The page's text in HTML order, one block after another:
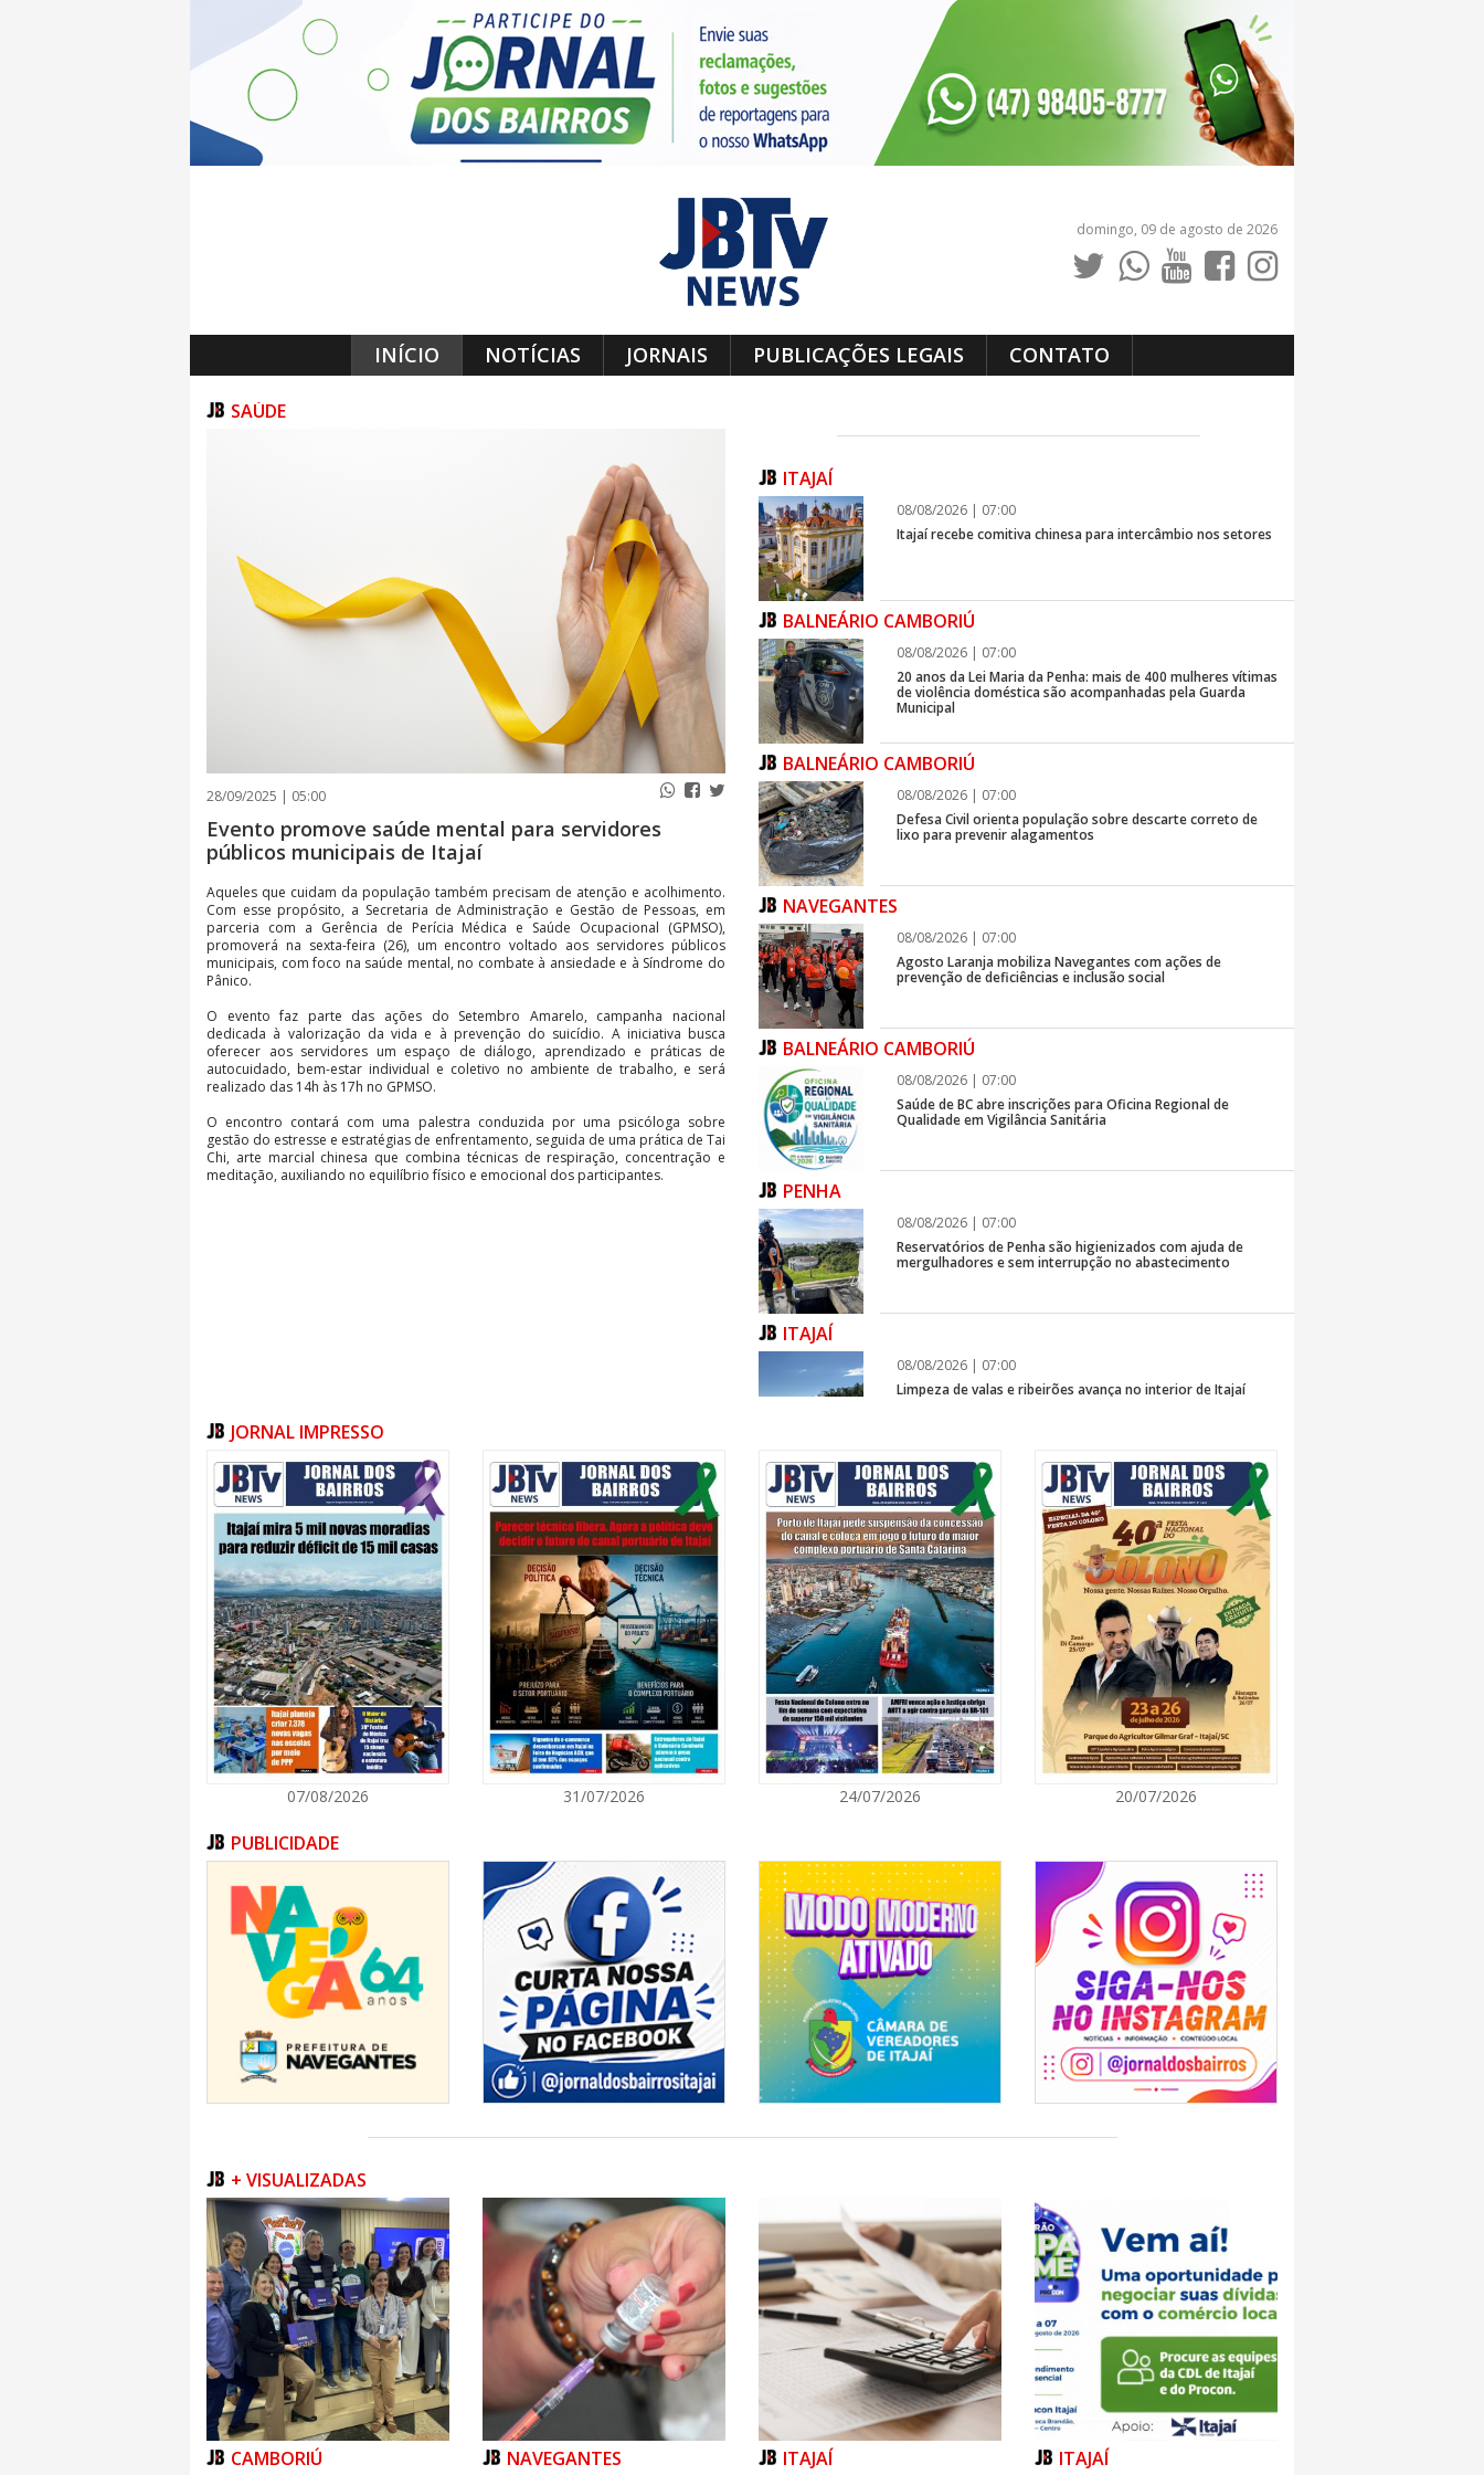
domingo, 09 de agosto de 2026
INÍCIO NOTÍCIAS JORNAIS PUBLICAÇÕES LEGAIS CONTATO
SAÚDE
28/09/2025 | 05:00
Evento promove saúde mental para servidores
públicos municipais de Itajaí
Aqueles que cuidam da população também precisam de atenção e acolhimento.
Com esse propósito, a Secretaria de Administração e Gestão de Pessoas, em
parceria com a Gerência de Perícia Médica e Saúde Ocupacional (GPMSO),
promoverá na sexta-feira (26), um encontro voltado aos servidores públicos
municipais, com foco na saúde mental, no combate à ansiedade e à Síndrome do
Pânico.
O evento faz parte das ações do Setembro Amarelo, campanha nacional
dedicada à valorização da vida e à prevenção do suicídio. A iniciativa busca
oferecer aos servidores um espaço de diálogo, aprendizado e práticas de
autocuidado, bem-estar individual e coletivo no ambiente de trabalho, e será
realizado das 14h às 17h no GPMSO.
O encontro contará com uma palestra conduzida por uma psicóloga sobre
gestão do estresse e estratégias de enfrentamento, seguida de uma prática de Tai
Chi, arte marcial chinesa que combina técnicas de respiração, concentração e
meditação, auxiliando no equilíbrio físico e emocional dos participantes.
ITAJAÍ
08/08/2026 | 07:00
Itajaí recebe comitiva chinesa para intercâmbio nos setores
BALNEÁRIO CAMBORIÚ
08/08/2026 | 07:00
20 anos da Lei Maria da Penha: mais de 400 mulheres vítimas
de violência doméstica são acompanhadas pela Guarda
Municipal
BALNEÁRIO CAMBORIÚ
08/08/2026 | 07:00
Defesa Civil orienta população sobre descarte correto de
lixo para prevenir alagamentos
NAVEGANTES
08/08/2026 | 07:00
Agosto Laranja mobiliza Navegantes com ações de
prevenção de deficiências e inclusão social
BALNEÁRIO CAMBORIÚ
08/08/2026 | 07:00
Saúde de BC abre inscrições para Oficina Regional de
Qualidade em Vigilância Sanitária
PENHA
08/08/2026 | 07:00
Reservatórios de Penha são higienizados com ajuda de
mergulhadores e sem interrupção no abastecimento
ITAJAÍ
08/08/2026 | 07:00
Limpeza de valas e ribeirões avança no interior de Itajaí
ITAJAÍ
08/08/2026 | 07:00
8º Capoezade promove semana de oficinas gratuitas e
atividades culturais em Itajaí
GERAL
08/08/2026 | 07:00
Univali e Câmara de Vereadores de Itajaí reúnem
especialistas para discutir políticas públicas e inovação
BALNEÁRIO CAMBORIÚ
08/08/2026 | 07:00
BALNEÁRIO CAMBORIÚ
08/08/2026 | 07:00
Setor judicial de medicamentos de BC estará fechado nos
dias 10 e 11 de agosto para realização de inventário
JORNAL IMPRESSO
07/08/2026 31/07/2026 24/07/2026 20/07/2026
PUBLICIDADE
+ VISUALIZADAS
CAMBORIÚ NAVEGANTES ITAJAÍ ITAJAÍ